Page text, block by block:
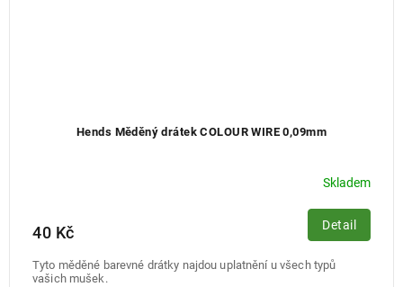
Hends Měděný drátek COLOUR WIRE 0,09mm
Skladem
40 Kč Detail
Tyto měděné barevné drátky najdou uplatnění u všech typů
vašich mušek.